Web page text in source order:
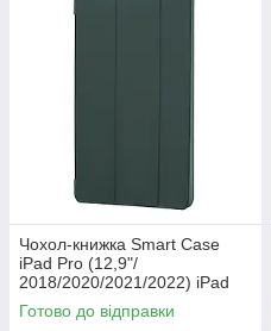
Чохол-книжка Smart Case
iPad Pro (12,9"/
2018/2020/2021/2022) iPad
Air (13"/2024/2025/2026)
Clear Dark Green (12) Уцінка
Готово до відправки